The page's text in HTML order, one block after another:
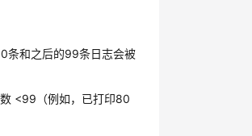
条和之后的99条日志会被
<99（例如，已打印80